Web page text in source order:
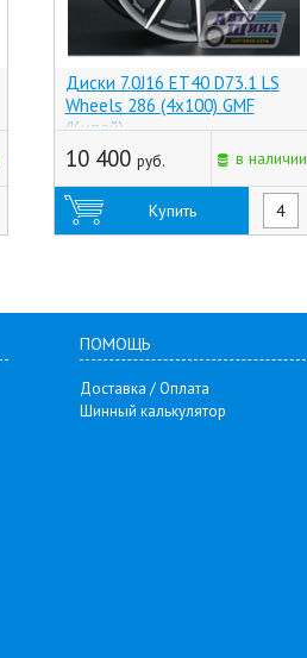
Диски 7.0J16 ET40 D73.1 LS
Wheels 286 (4x100) GMF
(Китай)
10 400 руб. в наличии
Купить
ПОМОЩЬ
Доставка / Оплата
Шинный калькулятор